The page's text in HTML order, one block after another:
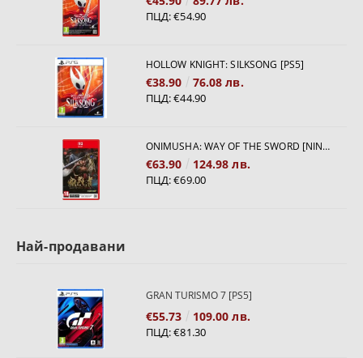
ПЦД:€54.90
HOLLOW KNIGHT: SILKSONG [PS5]
€38.90 76.08 лв.
ПЦД:€44.90
ONIMUSHA: WAY OF THE SWORD [NINTENDO SWITCH 2]
€63.90 124.98 лв.
ПЦД:€69.00
Най-продавани
GRAN TURISMO 7 [PS5]
€55.73 109.00 лв.
ПЦД:€81.30